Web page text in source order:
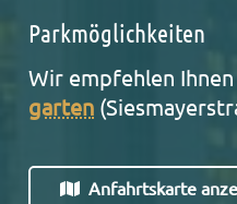
Parkmöglichkeiten
Wir emp­feh­len Ihnen
gar­ten (
Anfahrts­kar­te